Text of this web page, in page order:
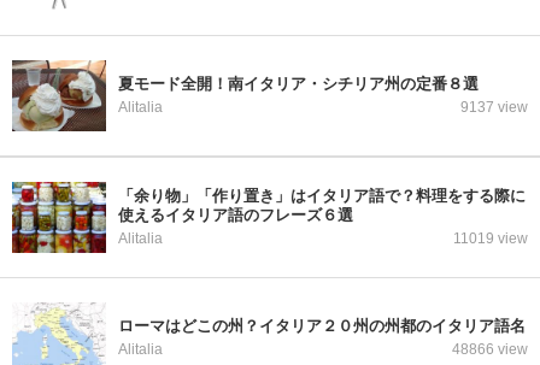
夏モード全開！南イタリア・シチリア州の定番８選
Alitalia 9137 view
「余り物」「作り置き」はイタリア語で？料理をする際に
使えるイタリア語のフレーズ６選
Alitalia 11019 view
ローマはどこの州？イタリア２０州の州都のイタリア語名
Alitalia 48866 view